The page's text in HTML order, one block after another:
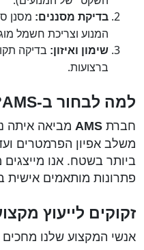
בדיקת מסננים: מסנן
המנוע וצריכת חשמל
שימון ואיזון: בדיקה
ברצועות.
למה לבחור ב-AMS
חברת AMS מביאה איתה
משלב אפיון הפרמטרים
ביותר בשטח. אנו מייצגים
פתרונות מותאמים אישית
זקוקים לייעוץ
אנשי המקצוע שלנו